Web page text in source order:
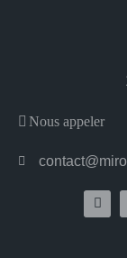
Nous appeler